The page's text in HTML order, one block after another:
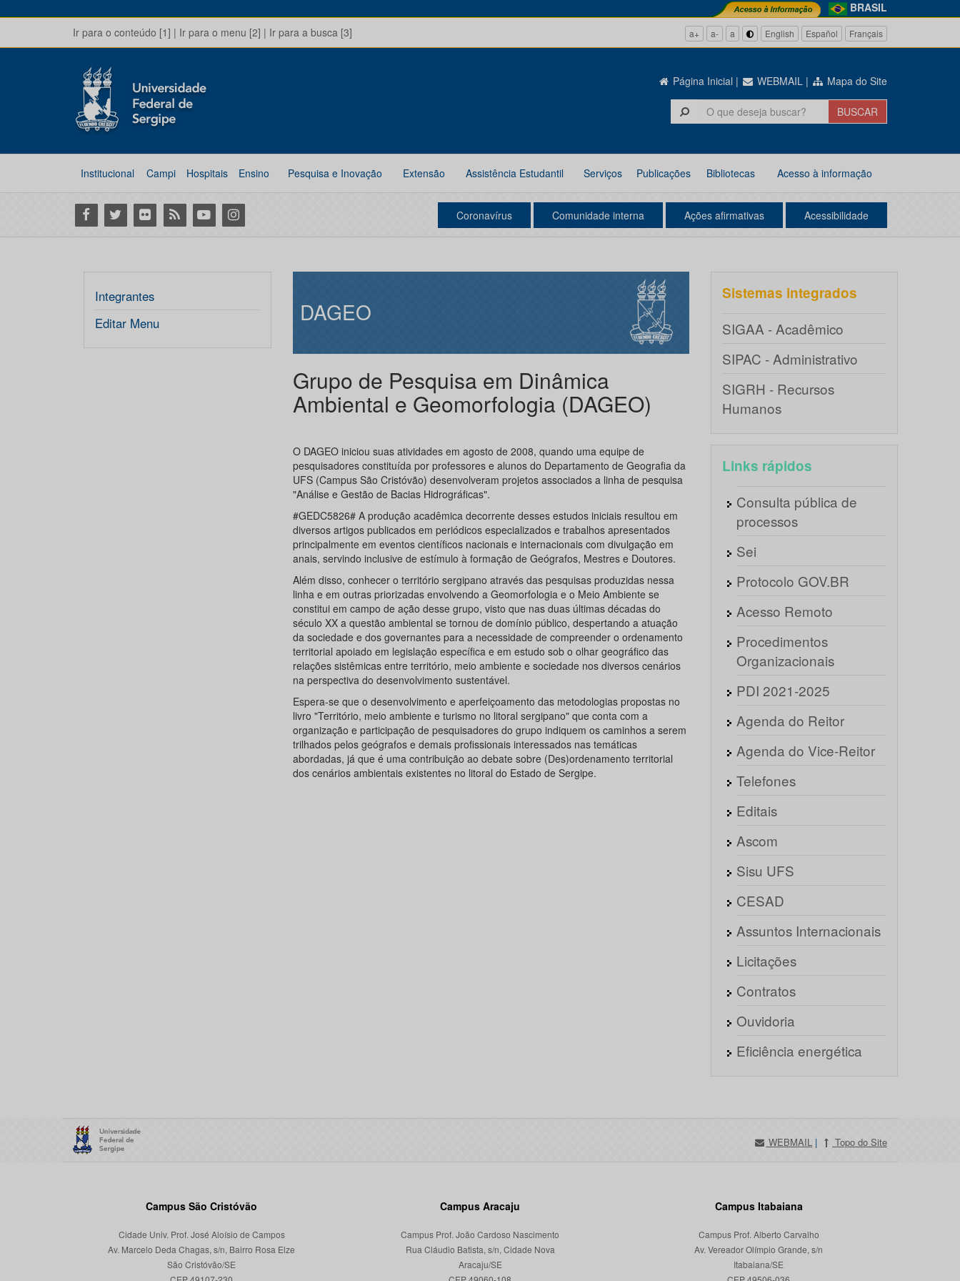
BRASIL
Ir para o conteúdo [1] | Ir para o menu [2] | Ir para a busca [3] a+ a- a English Español Français
Página Inicial | WEBMAIL | Mapa do Site
Institucional Campi Hospitais Ensino Pesquisa e Inovação Extensão Assistência Estudantil Serviços Publicações Bibliotecas Acesso à informação
Facebook
Twitter Flickr RSS YoutubeInstagram Coronavírus Comunidade interna Ações afirmativas Acessibilidade
Integrantes
Editar Menu
DAGEO
Grupo de Pesquisa em Dinâmica
Ambiental e Geomorfologia (DAGEO)
O DAGEO iniciou suas atividades em agosto de 2008, quando uma equipe de
pesquisadores constituída por professores e alunos do Departamento de Geografia da
UFS (Campus São Cristóvão) desenvolveram projetos associados a linha de pesquisa
"Análise e Gestão de Bacias Hidrográficas".
#GEDC5826# A produção acadêmica decorrente desses estudos iniciais resultou em
diversos artigos publicados em periódicos especializados e trabalhos apresentados
principalmente em eventos científicos nacionais e internacionais com divulgação em
anais, servindo inclusive de estímulo à formação de Geógrafos, Mestres e Doutores.
Além disso, conhecer o território sergipano através das pesquisas produzidas nessa
linha e em outras priorizadas envolvendo a Geomorfologia e o Meio Ambiente se
constitui em campo de ação desse grupo, visto que nas duas últimas décadas do
século XX a questão ambiental se tornou de domínio público, despertando a atuação
da sociedade e dos governantes para a necessidade de compreender o ordenamento
territorial apoiado em legislação específica e em estudo sob o olhar geográfico das
relações sistêmicas entre território, meio ambiente e sociedade nos diversos cenários
na perspectiva do desenvolvimento sustentável.
Espera-se que o desenvolvimento e aperfeiçoamento das metodologias propostas no
livro "Território, meio ambiente e turismo no litoral sergipano" que conta com a
organização e participação de pesquisadores do grupo indiquem os caminhos a serem
trilhados pelos geógrafos e demais profissionais interessados nas temáticas
abordadas, já que é uma contribuição ao debate sobre (Des)ordenamento territorial
dos cenários ambientais existentes no litoral do Estado de Sergipe.
Sistemas integrados
SIGAA - Acadêmico
SIPAC - Administrativo
SIGRH - Recursos
Humanos
Links rápidos
Consulta pública de
processos
Sei
Protocolo GOV.BR
Acesso Remoto
Procedimentos
Organizacionais
PDI 2021-2025
Agenda do Reitor
Agenda do Vice-Reitor
Telefones
Editais
Ascom
Sisu UFS
CESAD
Assuntos Internacionais
Licitações
Contratos
Ouvidoria
Eficiência energética
WEBMAIL | Topo do Site
Campus São Cristóvão
Cidade Univ. Prof. José Aloísio de Campos
Av. Marcelo Deda Chagas, s/n, Bairro Rosa Elze
São Cristóvão/SE
Campus Aracaju
Campus Prof. João Cardoso Nascimento
Rua Cláudio Batista, s/n, Cidade Nova
Aracaju/SE
Campus Itabaiana
Campus Prof. Alberto Carvalho
Av. Vereador Olímpio Grande, s/n
Itabaiana/SE